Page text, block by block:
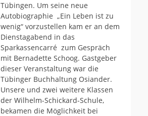
Tübingen. Um seine neue
Autobiographie „Ein Leben ist zu
wenig“ vorzustellen kam er an dem
Dienstagabend in das
Sparkassencarré zum Gespräch
mit Bernadette Schoog. Gastgeber
dieser Veranstaltung war die
Tübinger Buchhaltung Osiander.
Unsere und zwei weitere Klassen
der Wilhelm-Schickard-Schule,
bekamen die Möglichkeit bei